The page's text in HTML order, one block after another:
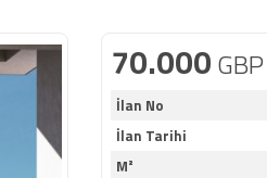
70.000GBP
İlan No
İlan Tarihi
M²